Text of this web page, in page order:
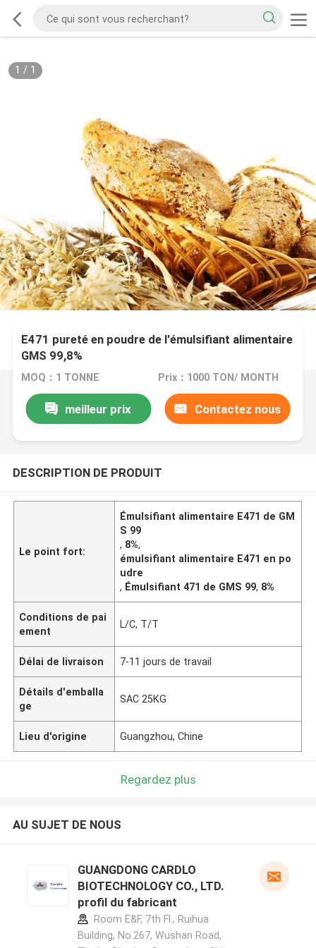
1 / 1
E471 pureté en poudre de l'émulsifiant alimentaire
GMS 99,8%
MOQ：1 TONNE Prix：1000 TON/ MONTH
meilleur prix Contactez nous
DESCRIPTION DE PRODUIT
Le point fort:
Émulsifiant alimentaire E471 de GM
S 99
, 8%,
émulsifiant alimentaire E471 en po
udre
, Émulsifiant 471 de GMS 99, 8%
Conditions de pai
ement
L/C, T/T
Délai de livraison 7-11 jours de travail
Détails d'emballa
ge
SAC 25KG
Lieu d'origine Guangzhou, Chine
Regardez plus
AU SUJET DE NOUS
GUANGDONG CARDLO
BIOTECHNOLOGY CO., LTD.
profil du fabricant
Room E&F, 7th Fl., Ruihua
Building, No.267, Wushan Road,